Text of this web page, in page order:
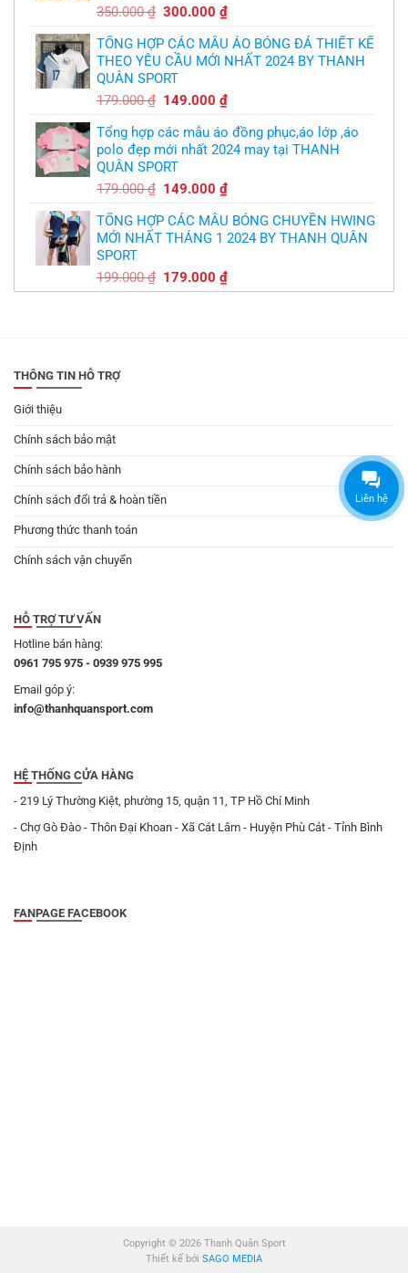
350.000₫ Giá
là:
350.000 ₫.
300.000₫Giá
tại
là:
TỔNG HỢP CÁC MẪU ÁO BÓNG ĐÁ THIẾT KẾ
THEO YÊU CẦU MỚI NHẤT 2024 BY THANH
QUÂN SPORT
179.000₫ Giá
là:
179.000 ₫.
149.000₫Giá
tại
là:
Tổng hợp các mẫu áo đồng phục,áo lớp ,áo
polo đẹp mới nhất 2024 may tại THANH
QUÂN SPORT
179.000₫ Giá
là:
179.000 ₫.
149.000₫Giá
tại
là:
TỔNG HỢP CÁC MẪU BÓNG CHUYỀN HWING
MỚI NHẤT THÁNG 1 2024 BY THANH QUÂN
SPORT
199.000₫ Giá
gốc
179.000₫Giá
hiện
THÔNG TIN HỖ TRỢ
Giới thiệu
Chính sách bảo mật
Chính sách bảo hành
Chính sách đổi trả & hoàn tiền
Phương thức thanh toán
Chính sách vận chuyển
HỖ TRỢ TƯ VẤN
Hotline bán hàng:
0961 795 975 - 0939 975 995
Email góp ý:
info@thanhquansport.com
HỆ THỐNG CỬA HÀNG
- 219 Lý Thường Kiệt, phường 15, quận 11, TP Hồ Chí Minh
- Chợ Gò Đào - Thôn Đại Khoan - Xã Cát Lâm - Huyện Phù Cát - Tỉnh Bình
Định
FANPAGE FACEBOOK
Copyright © 2026 Thanh Quân Sport
Thiết kế bởi SAGO MEDIA
Liên hệ